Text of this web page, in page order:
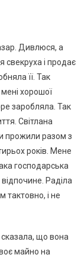
Дивлюся, а
свекруха і продає
її. Так
хорошої
заробляла. Так
Світлана
прожили разом з
років. Мене
господарська
відпочине. Раділа
тактовно, і не
що вона
майно на